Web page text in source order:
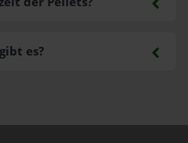
es?